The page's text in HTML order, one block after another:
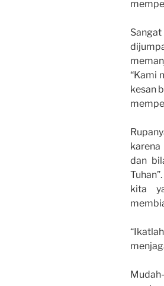
“Kami
kesan
dan
Tuhan”.
kita